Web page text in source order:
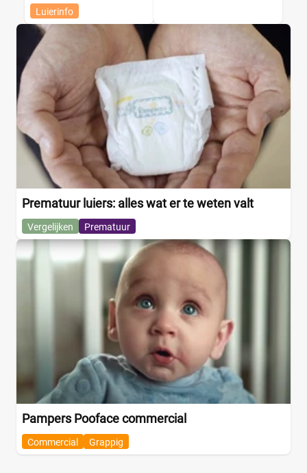
Luierinfo
Prematuur luiers: alles wat er te weten valt
Vergelijken Prematuur
Pampers Pooface commercial
Commercial Grappig